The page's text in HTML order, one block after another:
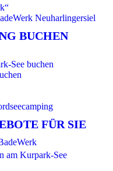
Neuharlingersiel
BUCHEN
See buchen
FÜR SIE